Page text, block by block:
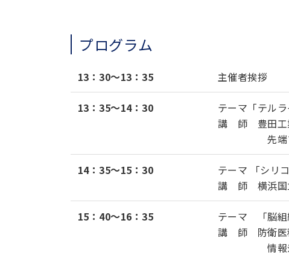
プログラム
13：30～13：35 主催者挨拶
13：35～14：30
テーマ「テル
講 師 豊田工
先端フォ
14：35～15：30
テーマ 「シリ
講 師 横浜国
15：40～16：35
テーマ 「脳組
講 師 防衛医
情報ｼｽﾃﾑ